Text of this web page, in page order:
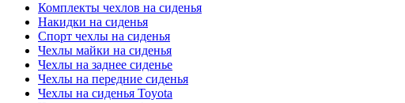
Комплекты чехлов на сиденья
Накидки на сиденья
Спорт чехлы на сиденья
Чехлы майки на сиденья
Чехлы на заднее сиденье
Чехлы на передние сиденья
Чехлы на сиденья Toyota